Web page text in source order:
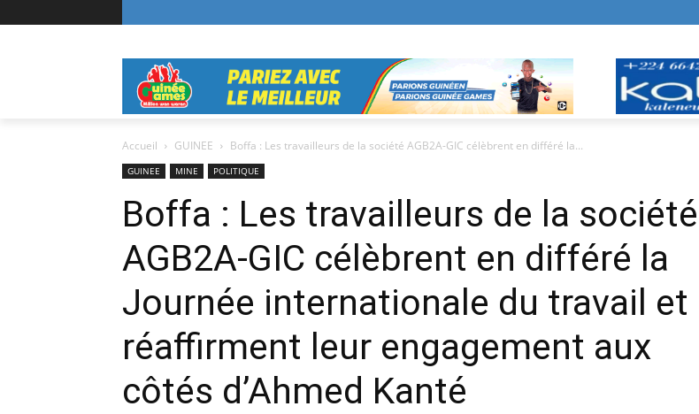
Accueil GUINEE Boffa : Les travailleurs de la société AGB2A-GIC célèbrent en différé la...
GUINEE MINE POLITIQUE
Boffa : Les travailleurs de la société
AGB2A-GIC célèbrent en différé la
Journée internationale du travail et
réaffirment leur engagement aux
côtés d’Ahmed Kanté